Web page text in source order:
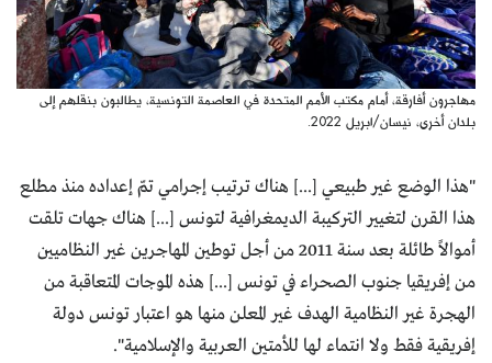
مهاجرون أفارقة، أمام مكتب الأمم المتحدة في العاصمة التونسية، يطالبون بنقلهم إلى
بلدان أخرى، نيسان/ابريل 2022.
"هذا الوضع غير طبيعي [...] هناك ترتيب إجرامي تمّ إعداده منذ مطلع
هذا القرن لتغيير التركيبة الديمغرافية لتونس [...] هناك جهات تلقت
أموالاً طائلة بعد سنة 2011 من أجل توطين المهاجرين غير النظاميين
من إفريقيا جنوب الصحراء في تونس [...] هذه الموجات المتعاقبة من
الهجرة غير النظامية الهدف غير المعلن منها هو اعتبار تونس دولة
إفريقية فقط ولا انتماء لها للأمتين العربية والإسلامية".